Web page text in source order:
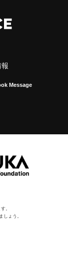
Message
。
しょう。